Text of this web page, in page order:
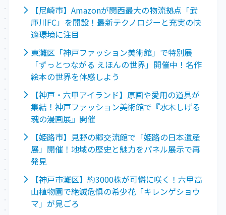
【尼崎市】Amazonが関西最大の物流拠点「武
庫川FC」を開設！最新テクノロジーと充実の快
適環境に注目
東灘区「神戸ファッション美術館」で特別展
「ずっとつながる えほんの世界」開催中！名作
絵本の世界を体感しよう
【神戸・六甲アイランド】原画や愛用の道具が
集結！神戸ファッション美術館で『水木しげる
魂の漫画展』開催
【姫路市】見野の郷交流館で「姫路の日本遺産
展」開催！地域の歴史と魅力をパネル展示で再
発見
【神戸市灘区】約3000株が可憐に咲く！六甲高
山植物園で絶滅危惧の希少花「キレンゲショウ
マ」が見ごろ